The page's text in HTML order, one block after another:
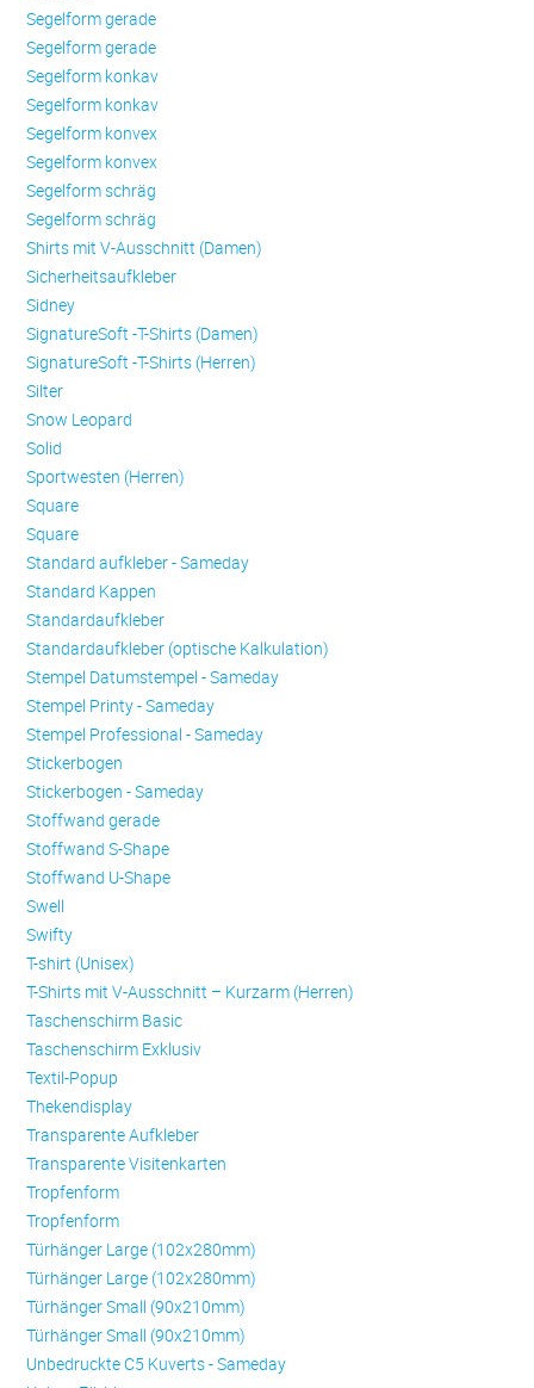
Se­gel­form ge­ra­de
Se­gel­form ge­ra­de
Se­gel­form konkav
Se­gel­form konkav
Se­gel­form konvex
Se­gel­form konvex
Se­gel­form schräg
Se­gel­form schräg
Shirts mit V-Ausschnitt (Damen)
Sicherheitsaufkleber
Sidney
SignatureSoft -T-Shirts (Damen)
SignatureSoft -T-Shirts (Herren)
Silter
Snow Leopard
Solid
Sportwesten (Herren)
Square
Square
Standard aufkleber - Sameday
Standard Kappen
Standardaufkleber
Standardaufkleber (optische Kalkulation)
Stempel Datumstempel - Sameday
Stempel Printy - Sameday
Stempel Professional - Sameday
Stickerbogen
Stickerbogen - Sameday
Stoffwand gerade
Stoffwand S-Shape
Stoffwand U-Shape
Swell
Swifty
T-shirt (Unisex)
T-Shirts mit V-Ausschnitt – Kurzarm (Herren)
Taschenschirm Basic
Taschenschirm Exklusiv
Textil-Popup
Thekendisplay
Transparente Aufkleber
Transparente Visitenkarten
Trop­fen­form
Trop­fen­form
Türhänger Large (102x280mm)
Türhänger Large (102x280mm)
Türhänger Small (90x210mm)
Türhänger Small (90x210mm)
Unbedruckte C5 Kuverts - Sameday